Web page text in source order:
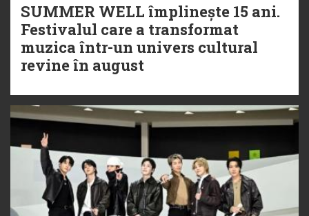
SUMMER WELL împlinește 15 ani.
Festivalul care a transformat
muzica într-un univers cultural
revine în august